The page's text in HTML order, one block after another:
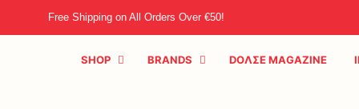
Free Shipping on All Orders Over €50!
SHOP BRANDS DOΛΣE MAGAZINE